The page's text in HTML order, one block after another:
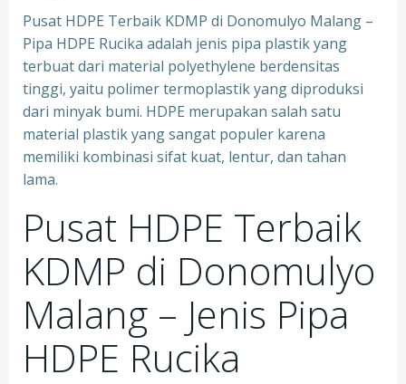
Pusat HDPE Terbaik KDMP di Donomulyo Malang –
Pipa HDPE Rucika adalah jenis pipa plastik yang
terbuat dari material polyethylene berdensitas
tinggi, yaitu polimer termoplastik yang diproduksi
dari minyak bumi. HDPE merupakan salah satu
material plastik yang sangat populer karena
memiliki kombinasi sifat kuat, lentur, dan tahan
lama.
Pusat HDPE Terbaik
KDMP di Donomulyo
Malang – Jenis Pipa
HDPE Rucika